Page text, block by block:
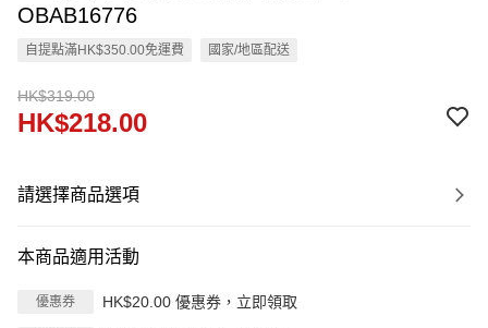
OBAB16776
自提點滿HK$350.00免運費 國家/地區配送
HK$319.00
HK$218.00
請選擇商品選項
本商品適用活動
優惠券 HK$20.00 優惠券，立即領取